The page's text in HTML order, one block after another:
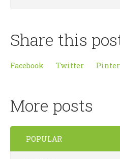
Share this
Facebook Twitter
More posts
POPULAR